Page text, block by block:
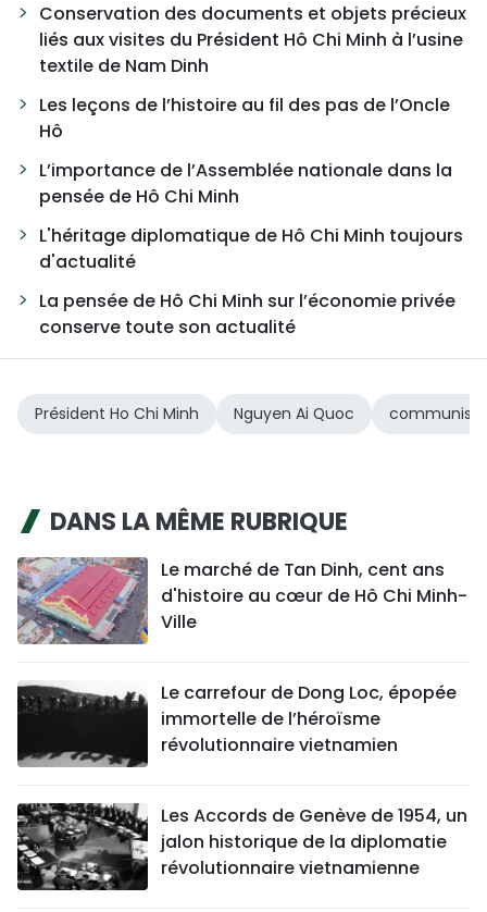
Conservation des documents et objets précieux
liés aux visites du Président Hô Chi Minh à l’usine
textile de Nam Dinh
Les leçons de l’histoire au fil des pas de l’Oncle
Hô
L’importance de l’Assemblée nationale dans la
pensée de Hô Chi Minh
L'héritage diplomatique de Hô Chi Minh toujours
d'actualité
La pensée de Hô Chi Minh sur l’économie privée
conserve toute son actualité
Président Ho Chi Minh Nguyen Ai Quoc communiste
DANS LA MÊME RUBRIQUE
Le marché de Tan Dinh, cent ans
d'histoire au cœur de Hô Chi Minh-
Ville
Le carrefour de Dong Loc, épopée
immortelle de l’héroïsme
révolutionnaire vietnamien
Les Accords de Genève de 1954, un
jalon historique de la diplomatie
révolutionnaire vietnamienne